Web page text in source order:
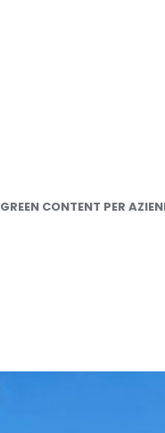
GREEN CONTENT PER